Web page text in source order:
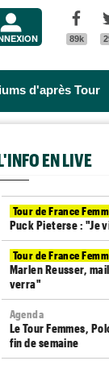
89k
d'après Tour
EN LIVE
Tour de France
Puck Pieterse : "Je
Tour de France
Marlen Reusser,
verra"
Agenda
Le Tour Femmes,
fin de semaine